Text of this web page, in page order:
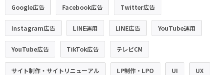
Google広告 Facebook広告 Twitter広告
Instagram広告 LINE運用 LINE広告 YouTube運用
YouTube広告 TikTok広告 テレビCM
サイト制作・サイトリニューアル LP制作・LPO UI UX